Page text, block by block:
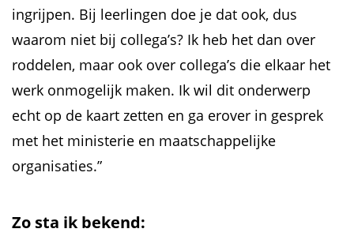
ingrijpen. Bij leerlingen doe je dat ook, dus
waarom niet bij collega’s? Ik heb het dan over
roddelen, maar ook over collega’s die elkaar het
werk onmogelijk maken. Ik wil dit onderwerp
echt op de kaart zetten en ga erover in gesprek
met het ministerie en maatschappelijke
organisaties.”
Zo sta ik bekend: